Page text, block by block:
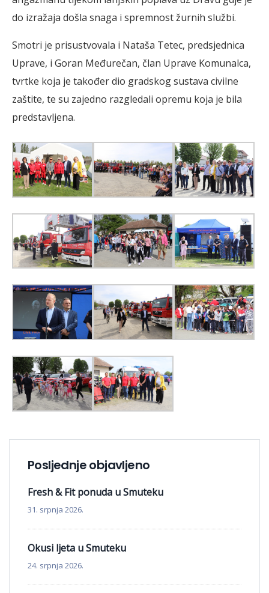
do izražaja došla snaga i spremnost žurnih službi.
Smotri je prisustvovala i Nataša Tetec, predsjednica
Uprave, i Goran Međurečan, član Uprave Komunalca,
tvrtke koja je također dio gradskog sustava civilne
zaštite, te su zajedno razgledali opremu koja je bila
predstavljena.
Posljednje objavljeno
Fresh & Fit ponuda u Smuteku
31. srpnja 2026.
Okusi ljeta u Smuteku
24. srpnja 2026.